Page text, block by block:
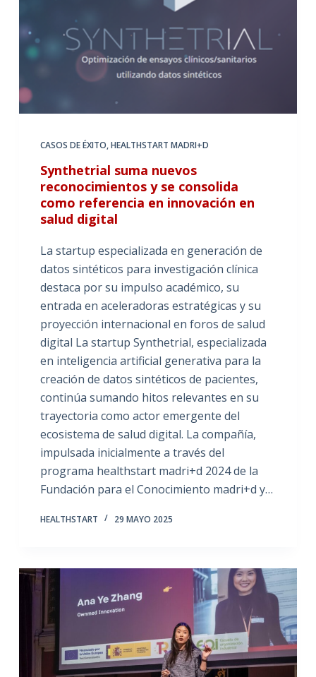
CASOS DE ÉXITO,HEALTHSTART MADRI+D
Synthetrial suma nuevos
reconocimientos y se consolida
como referencia en innovación en
salud digital
La startup especializada en generación de
datos sintéticos para investigación clínica
destaca por su impulso académico, su
entrada en aceleradoras estratégicas y su
proyección internacional en foros de salud
digital La startup Synthetrial, especializada
en inteligencia artificial generativa para la
creación de datos sintéticos de pacientes,
continúa sumando hitos relevantes en su
trayectoria como actor emergente del
ecosistema de salud digital. La compañía,
impulsada inicialmente a través del
programa healthstart madri+d 2024 de la
Fundación para el Conocimiento madri+d y…
HEALTHSTART 29 MAYO 2025